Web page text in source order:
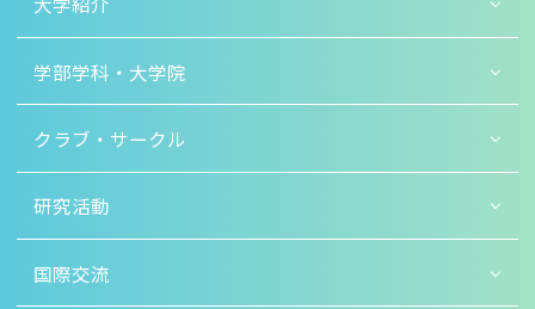
学部学科・大学院
クラブ・サークル
研究活動
国際交流